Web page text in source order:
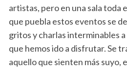
artistas, pero en una sala toda
que puebla estos eventos se
gritos y charlas interminables a
que hemos ido a disfrutar. Se
aquello que sienten más suyo,